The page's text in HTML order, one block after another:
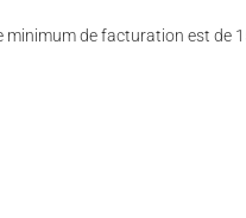
de facturation est de